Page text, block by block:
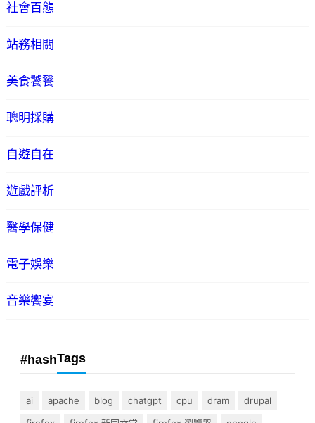
社會百態
站務相關
美食饕餮
聰明採購
自遊自在
遊戲評析
醫學保健
電子娛樂
音樂饗宴
#hashTags
ai apache blog chatgpt cpu dram
drupal